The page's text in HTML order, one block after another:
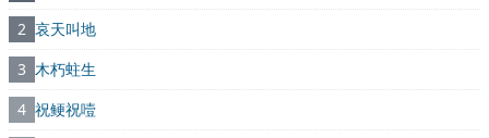
2 哀天叫地
3 木朽蛀生
4 祝鲠祝噎